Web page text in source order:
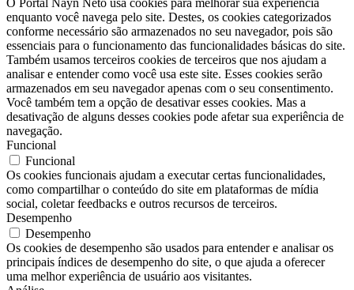
O Portal Nayn Neto usa cookies para melhorar sua experiência
enquanto você navega pelo site. Destes, os cookies categorizados
conforme necessário são armazenados no seu navegador, pois são
essenciais para o funcionamento das funcionalidades básicas do site.
Também usamos terceiros cookies de terceiros que nos ajudam a
analisar e entender como você usa este site. Esses cookies serão
armazenados em seu navegador apenas com o seu consentimento.
Você também tem a opção de desativar esses cookies. Mas a
desativação de alguns desses cookies pode afetar sua experiência de
navegação.
Funcional
Funcional
Os cookies funcionais ajudam a executar certas funcionalidades,
como compartilhar o conteúdo do site em plataformas de mídia
social, coletar feedbacks e outros recursos de terceiros.
Desempenho
Desempenho
Os cookies de desempenho são usados ​​para entender e analisar os
principais índices de desempenho do site, o que ajuda a oferecer
uma melhor experiência de usuário aos visitantes.